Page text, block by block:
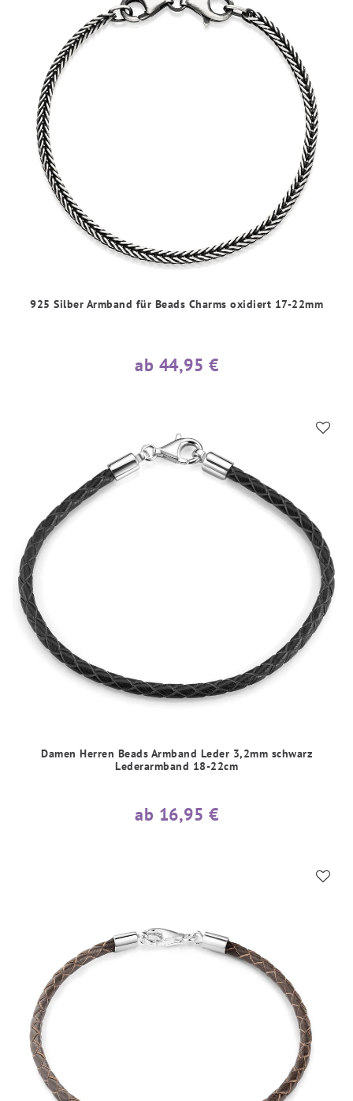
925 Silber Armband für Beads Charms oxidiert 17-22mm
ab 44,95 €
Damen Herren Beads Armband Leder 3,2mm schwarz
Lederarmband 18-22cm
ab 16,95 €